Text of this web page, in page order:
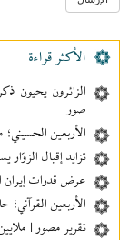
الأکثر قراءة
الزائرون يحيون
صور
الأربعين الحسيني؛
تزايد إقبال الزوّار
عرض قدرات إيران
الأربعين القرآني؛
تقرير مصور |